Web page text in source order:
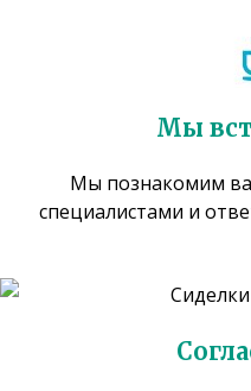
Мы
Мы познакомим
специалистами и